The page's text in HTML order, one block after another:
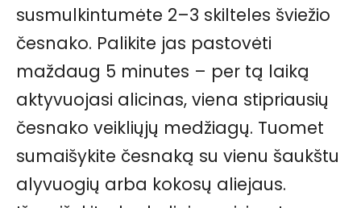
susmulkintumėte 2–3 skilteles šviežio
česnako. Palikite jas pastovėti
maždaug 5 minutes – per tą laiką
aktyvuojasi alicinas, viena stipriausių
česnako veikliųjų medžiagų. Tuomet
sumaišykite česnaką su vienu šaukštu
alyvuogių arba kokosų aliejaus.